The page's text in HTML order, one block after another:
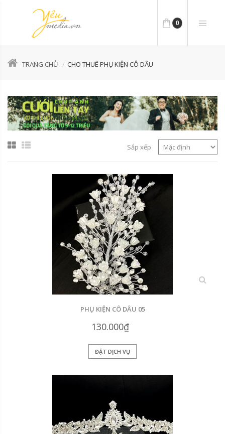
0
TRANG CHỦ CHO THUÊ PHỤ KIỆN CÔ DÂU
Sắp xếp
xem
PHỤ KIỆN CÔ DÂU 05
130.000₫
ĐẶT DỊCH VỤ